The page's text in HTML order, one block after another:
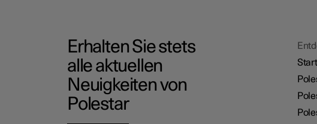
Erhalten Sie stets
alle aktuellen
Neuigkeiten von
Polestar